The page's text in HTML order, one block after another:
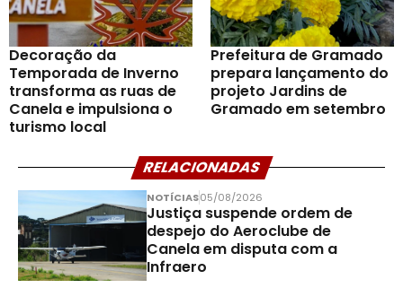
Decoração da
Temporada de Inverno
transforma as ruas de
Canela e impulsiona o
turismo local
Prefeitura de Gramado
prepara lançamento do
projeto Jardins de
Gramado em setembro
RELACIONADAS
NOTÍCIAS05/08/2026
Justiça suspende ordem de
despejo do Aeroclube de
Canela em disputa com a
Infraero